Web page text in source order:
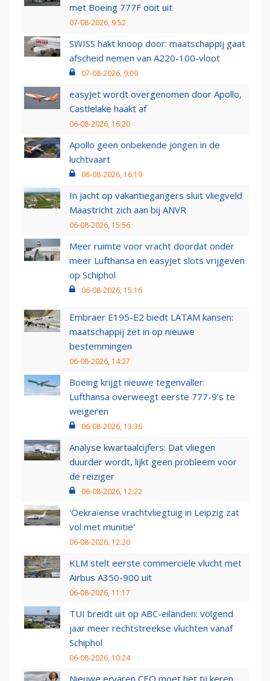
met Boeing 777F ooit uit
07-08-2026, 9:52
SWISS hakt knoop door: maatschappij gaat
afscheid nemen van A220-100-vloot
07-08-2026, 9:09
easyJet wordt overgenomen door Apollo,
Castlelake haakt af
06-08-2026, 16:20
Apollo geen onbekende jongen in de
luchtvaart
06-08-2026, 16:19
In jacht op vakantiegangers sluit vliegveld
Maastricht zich aan bij ANVR
06-08-2026, 15:56
Meer ruimte voor vracht doordat onder
meer Lufthansa en easyJet slots vrijgeven
op Schiphol
06-08-2026, 15:16
Embraer E195-E2 biedt LATAM kansen:
maatschappij zet in op nieuwe
bestemmingen
06-08-2026, 14:27
Boeing krijgt nieuwe tegenvaller:
Lufthansa overweegt eerste 777-9’s te
weigeren
06-08-2026, 13:36
Analyse kwartaalcijfers: Dat vliegen
duurder wordt, lijkt geen probleem voor
de reiziger
06-08-2026, 12:22
'Oekraïense vrachtvliegtuig in Leipzig zat
vol met munitie'
06-08-2026, 12:20
KLM stelt eerste commerciële vlucht met
Airbus A350-900 uit
06-08-2026, 11:17
TUI breidt uit op ABC-eilanden: volgend
jaar meer rechtstreekse vluchten vanaf
Schiphol
06-08-2026, 10:24
Nieuwe ervaren CEO moet het tij keren